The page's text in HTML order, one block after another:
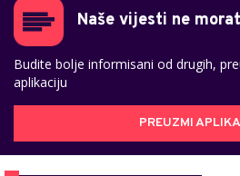
Naše vijesti ne
Budite bolje informisani od drugih,
aplikaciju
PREUZMI